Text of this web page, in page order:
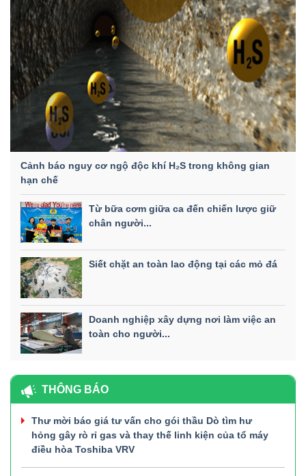
Cảnh báo nguy cơ ngộ độc khí H₂S trong không gian
hạn chế
Từ bữa cơm giữa ca đến chiến lược giữ
chân người...
Siết chặt an toàn lao động tại các mỏ đá
Doanh nghiệp xây dựng nơi làm việc an
toàn cho người...
THÔNG BÁO
Thư mời báo giá tư vấn cho gói thầu Dò tìm hư
hỏng gây rò rỉ gas và thay thế linh kiện của tổ máy
điều hòa Toshiba VRV